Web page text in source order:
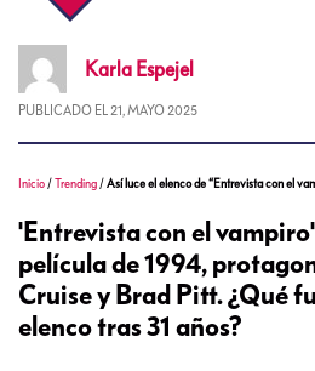
Karla Espejel
PUBLICADO EL 21, MAYO 2025
Inicio /Trending /Así luce el elenco de “Entrevista con el
'Entrevista con el
película de 1994,
Cruise y Brad Pitt. ¿Qué
elenco tras 31 años?